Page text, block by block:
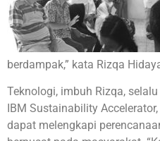
berdampak,” kata Rizqa
Teknologi, imbuh Rizqa,
IBM Sustainability
dapat melengkapi